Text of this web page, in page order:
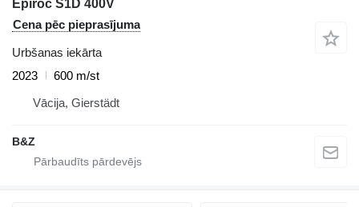
Epiroc S1D 400V
Cena pēc pieprasījuma
Urbšanas iekārta
2023
600 m/st
Vācija, Gierstädt
B&Z